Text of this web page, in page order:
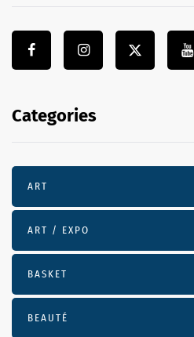
Categories
ART
ART / EXPO
BASKET
BEAUTÉ